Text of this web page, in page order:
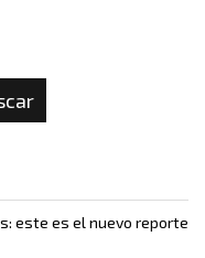
este es el nuevo reporte